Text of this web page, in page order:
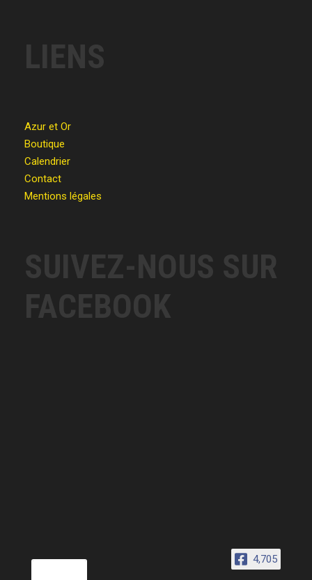
LIENS
Azur et Or
Boutique
Calendrier
Contact
Mentions légales
SUIVEZ-NOUS SUR
FACEBOOK
4,705